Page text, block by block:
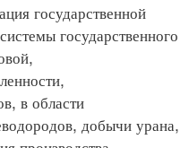
государственной
государственного
в области
добычи урана,